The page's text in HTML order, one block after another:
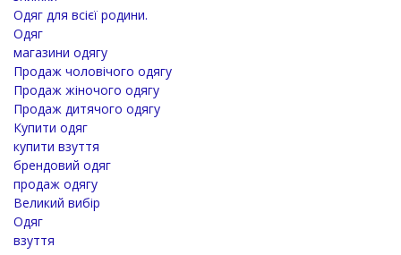
Одяг для всієї родини.
Одяг
магазини одягу
Продаж чоловічого одягу
Продаж жіночого одягу
Продаж дитячого одягу
Купити одяг
купити взуття
брендовий одяг
продаж одягу
Великий вибір
Одяг
взуття